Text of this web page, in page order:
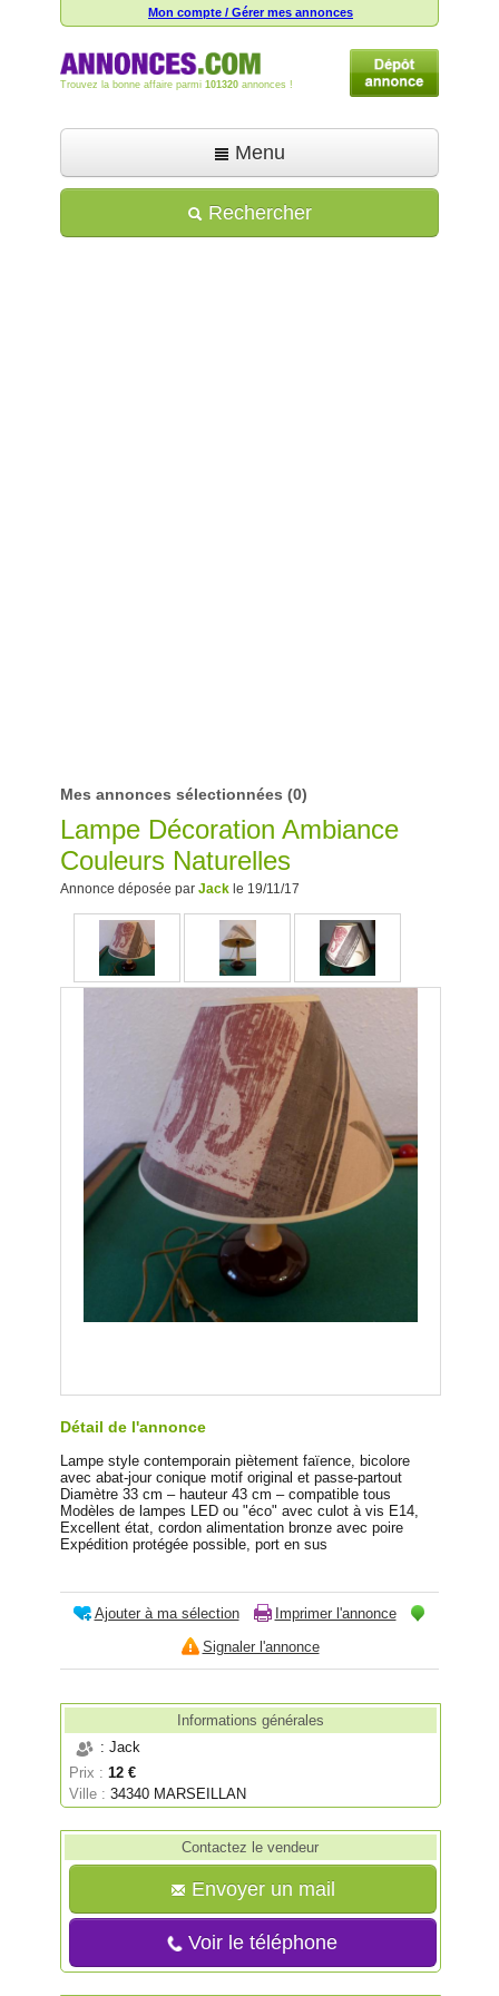
Mon compte / Gérer mes annonces
Trouvez la bonne affaire parmi 101320 annonces !
Menu
Déposer une annonce
Rechercher
Mes annonces sélectionnées (0)
Lampe Décoration Ambiance
Couleurs Naturelles
Annonce déposée par Jack le 19/11/17
Détail de l'annonce
Lampe style contemporain piètement faïence, bicolore
avec abat-jour conique motif original et passe-partout
Diamètre 33 cm – hauteur 43 cm – compatible tous
Modèles de lampes LED ou "éco" avec culot à vis E14,
Excellent état, cordon alimentation bronze avec poire
Expédition protégée possible, port en sus
Ajouter à ma sélection
Imprimer l'annonce
Signaler l'annonce
Informations générales
: Jack
Prix : 12 €
Ville :34340 MARSEILLAN
Contactez le vendeur
Envoyer un mail
Voir le téléphone